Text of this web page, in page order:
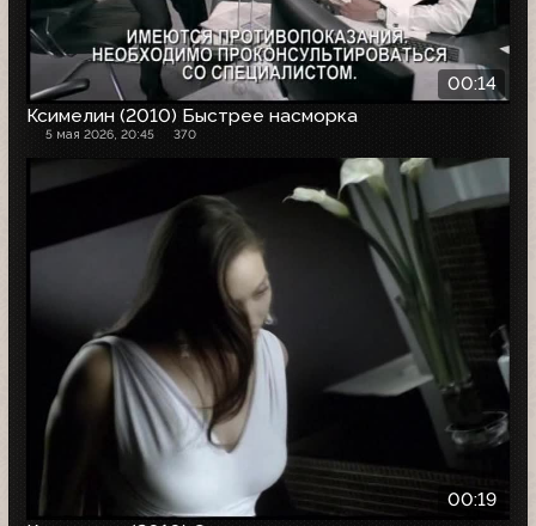
00:14
Ксимелин (2010) Быстрее насморка
5 мая 2026, 20:45 370
00:19